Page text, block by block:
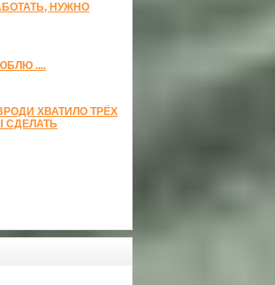
НУЖНО
....
ХВАТИЛО ТРЁХ
СДЕЛАТЬ